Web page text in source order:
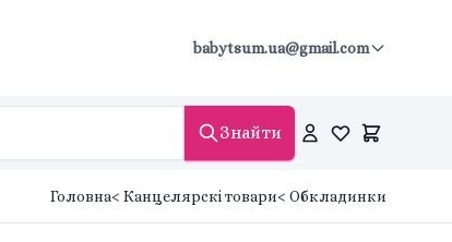
babytsum.ua@gmail.com
Знайти
Головна< Канцелярскі товари< Обкладинки